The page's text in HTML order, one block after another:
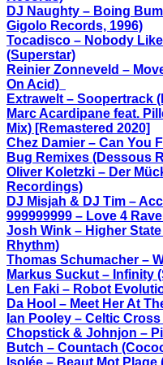
DJ Naughty – Boing
Gigolo Records, 1996)
Tocadisco – Nobody
(Superstar)
Reinier Zonneveld –
On Acid)
Extrawelt – Soopertrack
Marc Acardipane feat.
Mix) [Remastered 2020]
Chez Damier – Can You
Bug Remixes (Dessous
Oliver Koletzki – Der
Recordings)
DJ Misjah & DJ Tim –
999999999 – Love 4
Josh Wink – Higher
Rhythm)
Thomas Schumacher –
Markus Suckut – Infinity
Len Faki – Robot
Da Hool – Meet Her At
Ian Pooley – Celtic
Chopstick & Johnjon –
Butch – Countach
Isolée – Beaut Mot